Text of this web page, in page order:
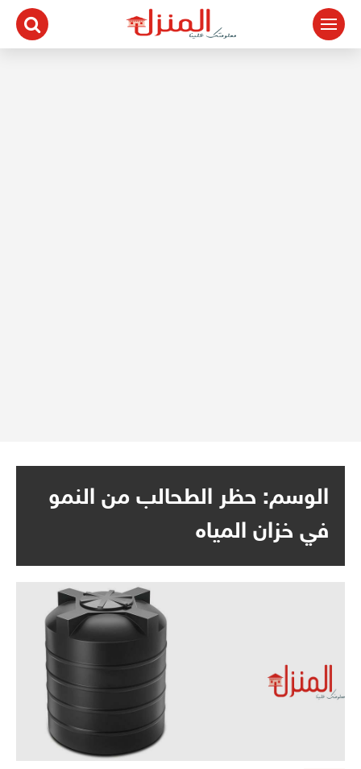
التجاوز
المحتوى
الوسم: حظر الطحالب من النمو
في خزان المياه